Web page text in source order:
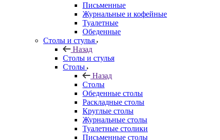
Письменные
Журнальные и кофейные
Туалетные
Обеденные
Столы и стулья
Назад
Столы и стулья
Столы
Назад
Столы
Обеденные столы
Раскладные столы
Круглые столы
Журнальные столы
Туалетные столики
Письменные столы